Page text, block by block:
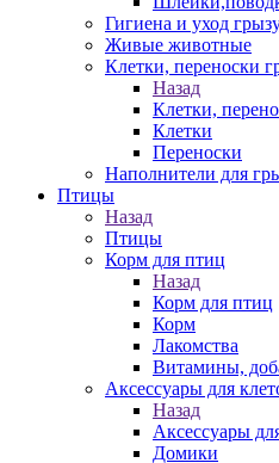
Гигиена и уход
Живые животные
Клетки, переноски
Назад
Клетки,
Клетки
Переноски
Наполнители для
Птицы
Назад
Птицы
Корм для птиц
Назад
Корм для птиц
Корм
Лакомства
Витамины,
Аксессуары для
Назад
Аксессуары
Домики